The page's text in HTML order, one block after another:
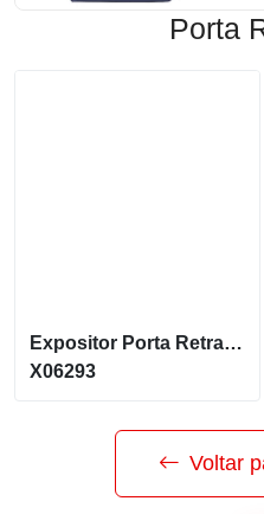
Porta
Expositor Porta Retrato A6
X06293
Voltar